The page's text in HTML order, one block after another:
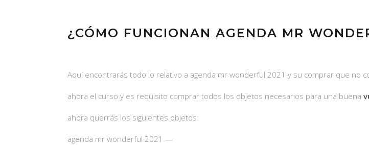
¿CÓMO FUNCIONAN AGENDA MR
Aquí encontrarás todo lo relativo a agenda mr wonderful 2021 y su comprar que no
ahora el curso y es requisito comprar todos los objetos necesarios para una buena
ahora querrás los siguientes objetos:
agenda mr wonderful 2021 —